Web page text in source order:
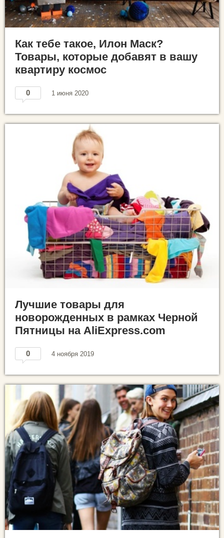
Как тебе такое, Илон Маск?
Товары, которые добавят в вашу
квартиру космос
0 1 июня 2020
Лучшие товары для
новорожденных в рамках Черной
Пятницы на AliExpress.com
0 4 ноября 2019